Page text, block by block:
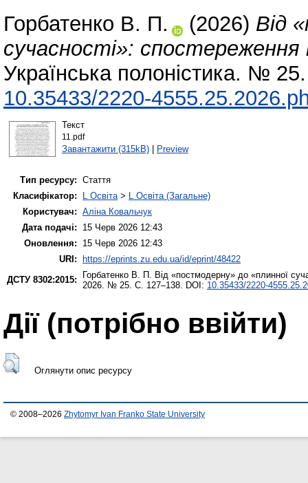
Горбатенко В. П. (2026) Від
сучасності»:
Українська полоністика. №
10.35433/2220-
Текст
11.pdf
Завантажити (315kB)| Preview
Тип ресурсу: Стаття
Класифікатор:
L Освіта> L Освіта (Загальне)
Користувач: Аліна Ковальчук
Дата подачі:
15 Черв 2026 12:43
Оновлення:
15 Черв 2026 12:43
URI:
https://eprints.zu.edu.ua/id/eprint/48422
ДСТУ 8302:2015:
Горбатенко В. П. Від «постмодерну» до «плинної
2026. № 25. С. 127–138. DOI: 10.35433/2220-
Дії ​​(потрібно ввійти)
Оглянути опис ресурсу
© 2008–2026 Zhytomyr Ivan Franko State University